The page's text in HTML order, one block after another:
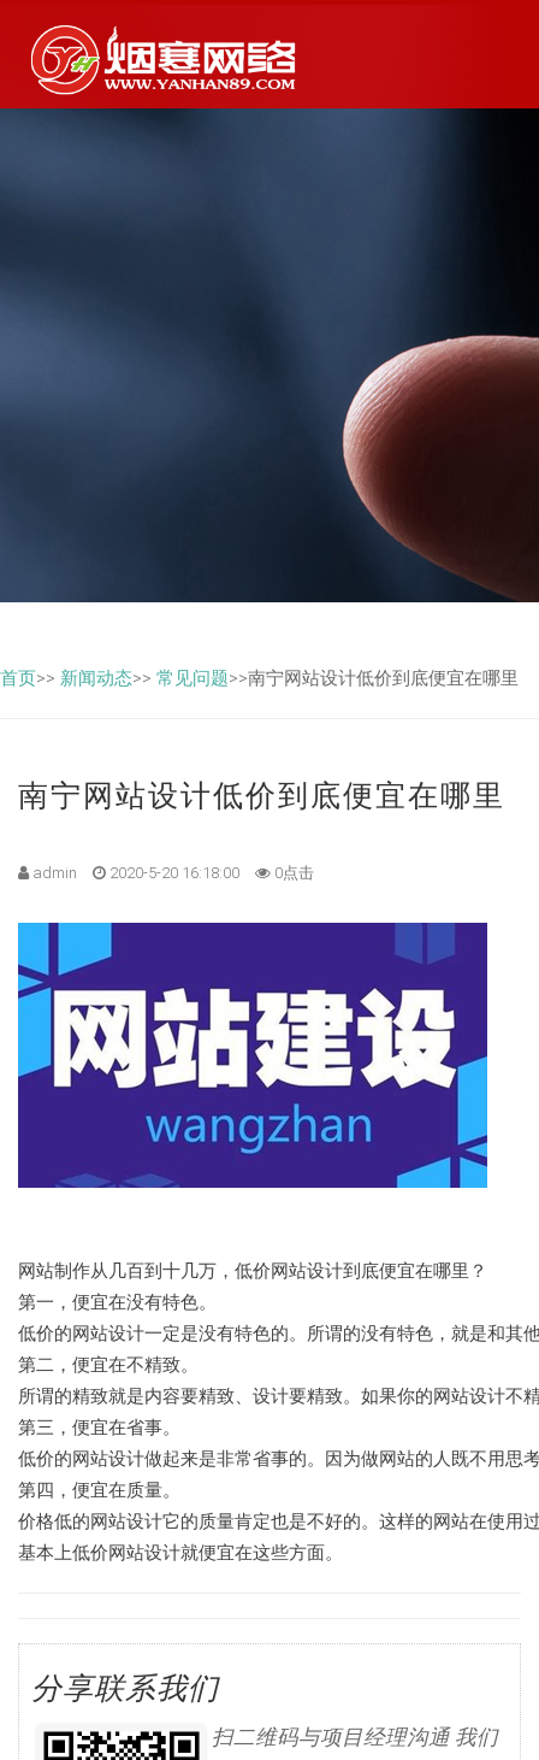
网站建设
首页>> 新闻动态>> 常见问题>>南宁网站设计低价到底便宜在哪里
南宁网站设计低价到底便宜在哪里
admin 2020-5-20 16:18:00 0点击
网站制作从几百到十几万，低价网站设计到底便宜在哪里？
第一，便宜在没有特色。
低价的网站设计一定是没有特色的。所谓的没有特色，就是和
第二，便宜在不精致。
所谓的精致就是内容要精致、设计要精致。如果你的网站设计
第三，便宜在省事。
低价的网站设计做起来是非常省事的。因为做网站的人既不用
第四，便宜在质量。
价格低的网站设计它的质量肯定也是不好的。这样的网站在使
基本上低价网站设计就便宜在这些方面。
分享联系我们
扫二维码与项目经理沟通 我们